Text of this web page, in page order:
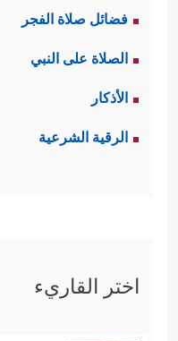
فضائل صلاة الفجر
الصلاة على النبي
الأذكار
الرقية الشرعية
اختر القاريء